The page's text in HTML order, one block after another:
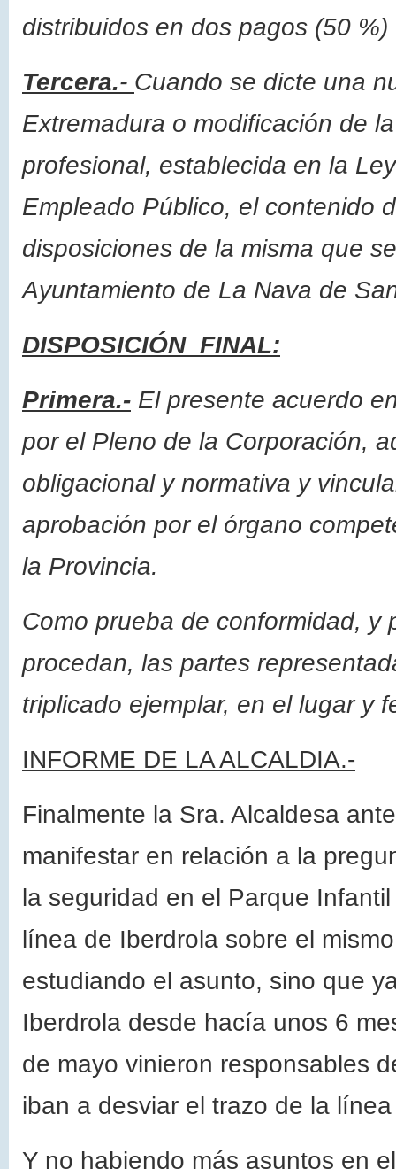
distribuidos en dos pagos (50 %)
Tercera.- Cuando se dicte una
Extremadura o modificación de
profesional, establecida en la
Empleado Público, el contenido
disposiciones de la misma que
Ayuntamiento de La Nava de
DISPOSICIÓN FINAL:
Primera.- El presente acuerdo
por el Pleno de la Corporación,
obligacional y normativa y
aprobación por el órgano
la Provincia.
Como prueba de conformidad, y
procedan, las partes
triplicado ejemplar, en el lugar y
INFORME DE LA ALCALDIA.-
Finalmente la Sra. Alcaldesa
manifestar en relación a la
la seguridad en el Parque
línea de Iberdrola sobre el
estudiando el asunto, sino que
Iberdrola desde hacía unos 6
de mayo vinieron responsables
iban a desviar el trazo de la
Y no habiendo más asuntos en